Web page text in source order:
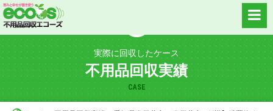
Skip
to
実際に回収したケース
不用品回収実績
CASE